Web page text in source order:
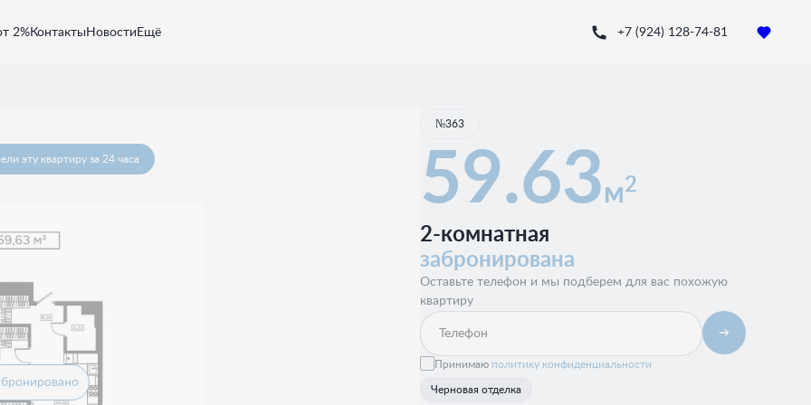
2%КонтактыНовости Ещё +7 (924) 128-74-81
Квартира забронирована
эту квартиру за 24 часа
№363
59.63м2
2-комнатная
забронирована
Оставьте телефон и мы подберем для вас похожую
квартиру
Принимаю политику конфиденциальности
Черновая отделка